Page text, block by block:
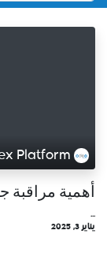
Platform
أهمية مراقبة
...
يناير 3, 2025